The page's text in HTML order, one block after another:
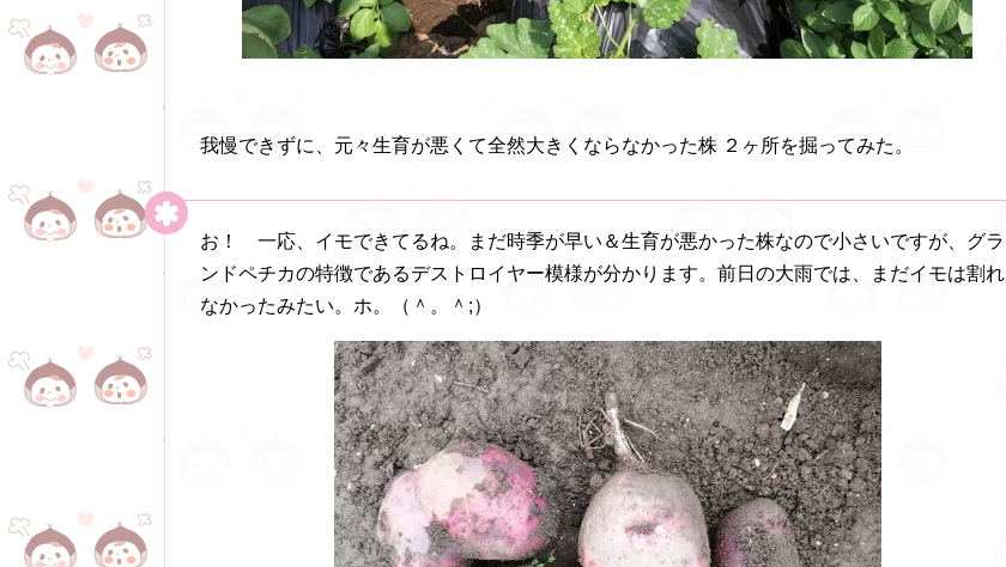
我慢できずに、元々生育が悪くて全然大きくならなかった株 ２ヶ所を掘ってみた。
お！ 一応、イモできてるね。まだ時季が早い＆生育が悪かった株なので小さいですが、グラ
ンドペチカの特徴であるデストロイヤー模様が分かります。前日の大雨では、まだイモは割れ
なかったみたい。ホ。（＾。＾;）